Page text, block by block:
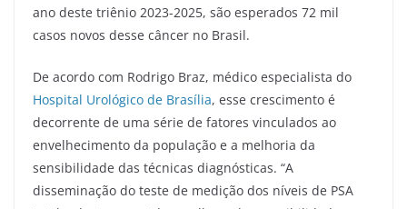
ano deste triênio 2023-2025, são esperados 72 mil
casos novos desse câncer no Brasil.
De acordo com Rodrigo Braz, médico especialista do
Hospital Urológico de Brasília, esse crescimento é
decorrente de uma série de fatores vinculados ao
envelhecimento da população e a melhoria da
sensibilidade das técnicas diagnósticas. “A
disseminação do teste de medição dos níveis de PSA